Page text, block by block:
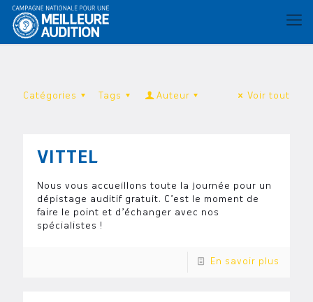
Catégories Tags Auteur Voir tout
VITTEL
Nous vous accueillons toute la journée pour un
dépistage auditif gratuit. C’est le moment de
faire le point et d’échanger avec nos
spécialistes !
En savoir plus